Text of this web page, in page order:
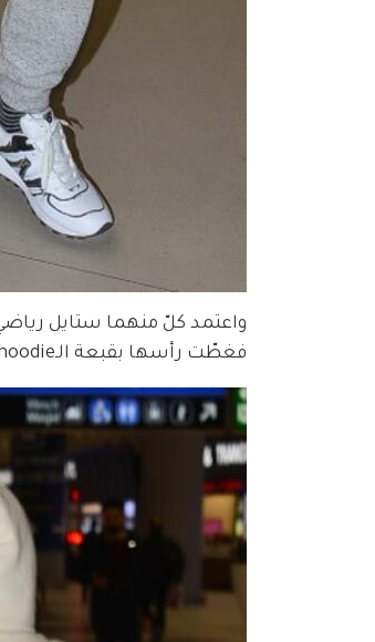
فغطّت رأسها بقبعة الـhoodie.